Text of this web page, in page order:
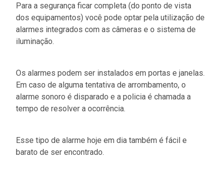
Para a segurança ficar completa (do ponto de vista
dos equipamentos) você pode optar pela utilização de
alarmes integrados com as câmeras e o sistema de
iluminação.
Os alarmes podem ser instalados em portas e janelas.
Em caso de alguma tentativa de arrombamento, o
alarme sonoro é disparado e a policia é chamada a
tempo de resolver a ocorrência.
Esse tipo de alarme hoje em dia também é fácil e
barato de ser encontrado.